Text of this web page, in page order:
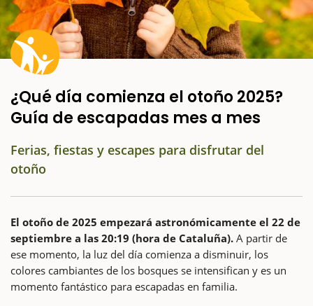
¿Qué día comienza el otoño 2025?
Guía de escapadas mes a mes
Ferias, fiestas y escapes para disfrutar del
otoño
El otoño de 2025 empezará astronómicamente el 22 de
septiembre a las 20:19 (hora de Cataluña). A partir de
ese momento, la luz del día comienza a disminuir, los
colores cambiantes de los bosques se intensifican y es un
momento fantástico para escapadas en familia.